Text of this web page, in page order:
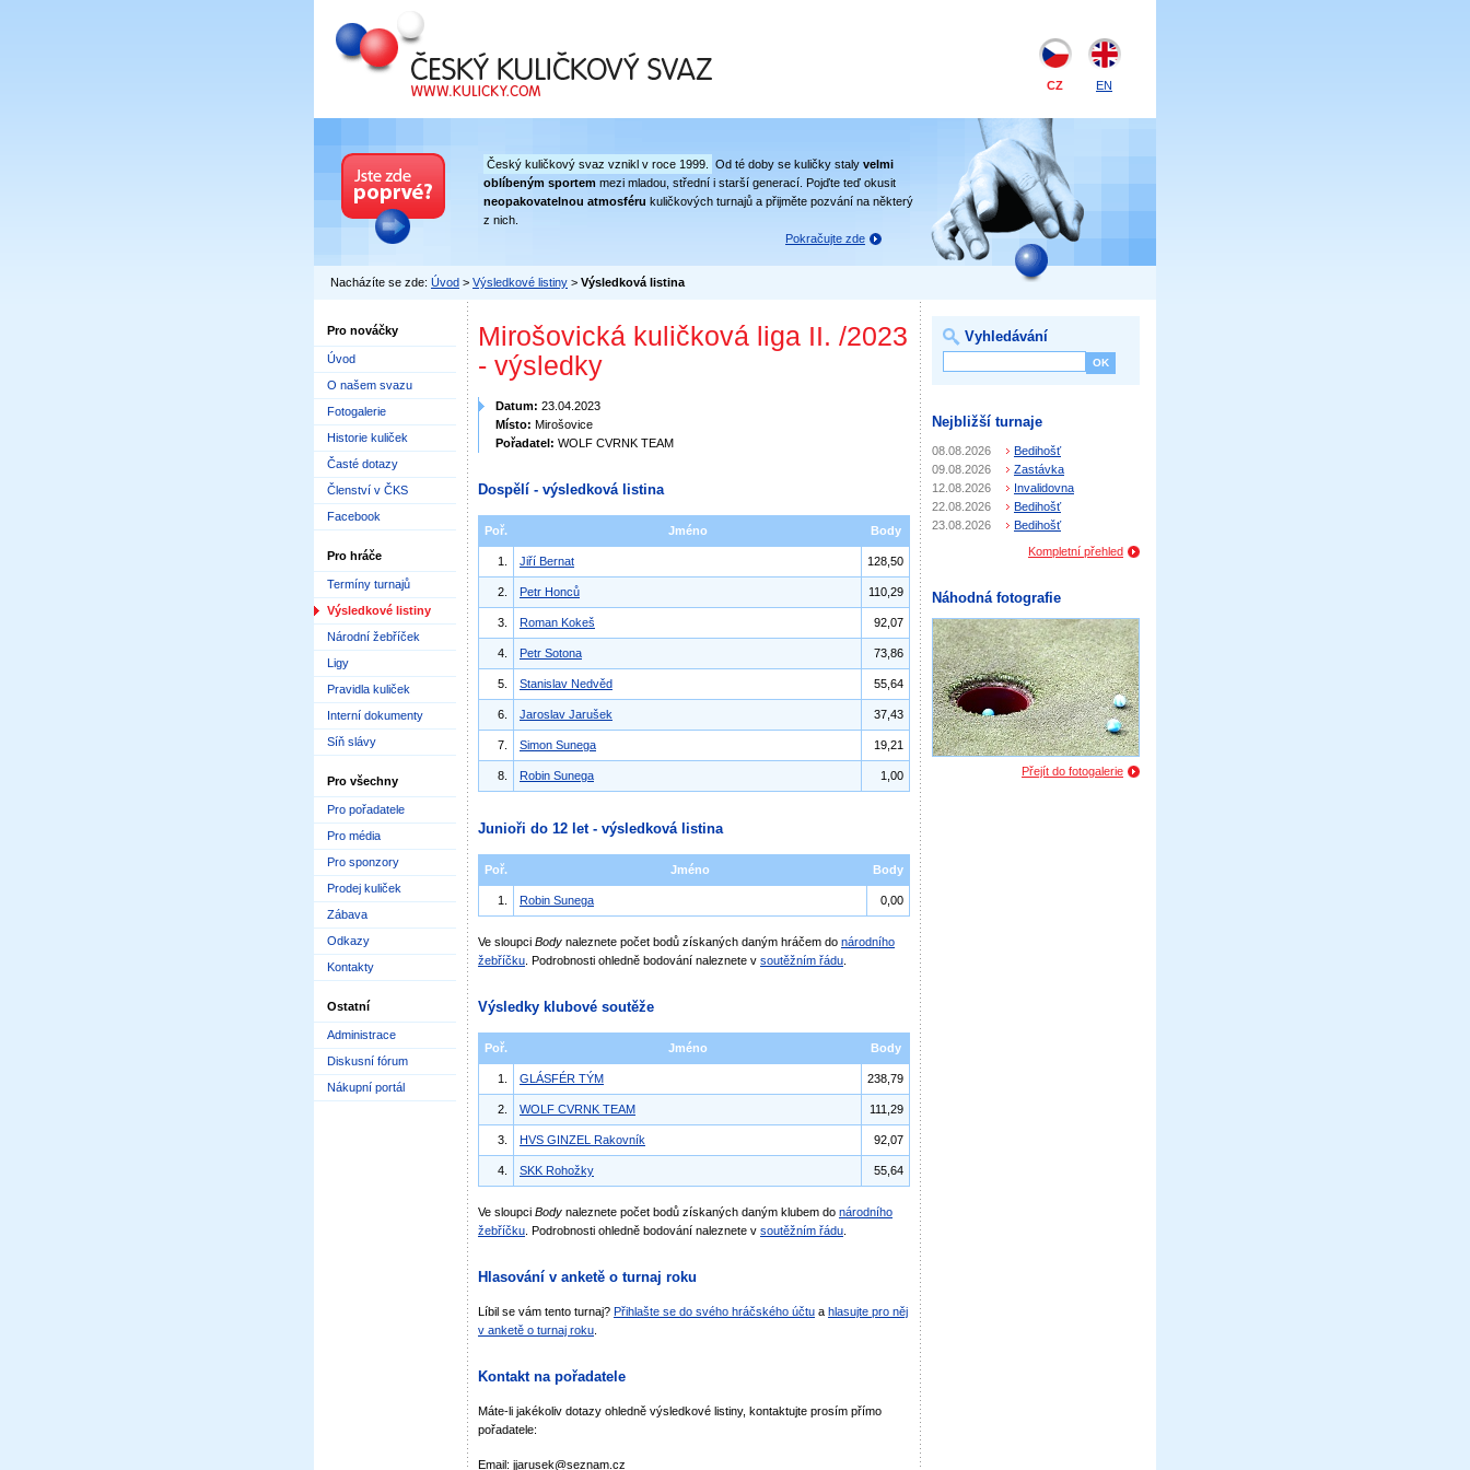
Český kuličkový svaz
CZ EN
Český kuličkový svaz vznikl v roce 1999. Od té doby se kuličky staly velmi
oblíbeným sportem mezi mladou, střední i starší generací. Pojďte teď okusit
neopakovatelnou atmosféru kuličkových turnajů a přijměte pozvání na některý
z nich.
Pokračujte zde
Nacházíte se zde: Úvod > Výsledkové listiny > Výsledková listina
Pro nováčky
Úvod
O našem svazu
Fotogalerie
Historie kuliček
Časté dotazy
Členství v ČKS
Facebook
Pro hráče
Termíny turnajů
Výsledkové listiny
Národní žebříček
Ligy
Pravidla kuliček
Interní dokumenty
Síň slávy
Pro všechny
Pro pořadatele
Pro média
Pro sponzory
Prodej kuliček
Zábava
Odkazy
Kontakty
Ostatní
Administrace
Diskusní fórum
Nákupní portál
Mirošovická kuličková liga II. /2023
- výsledky
Datum: 23.04.2023
Místo: Mirošovice
Pořadatel: WOLF CVRNK TEAM
Dospělí - výsledková listina
Poř. Jméno Body
1. Jiří Bernat 128,50
2. Petr Honců 110,29
3. Roman Kokeš 92,07
4. Petr Sotona 73,86
5. Stanislav Nedvěd 55,64
6. Jaroslav Jarušek 37,43
7. Simon Sunega 19,21
8. Robin Sunega 1,00
Junioři do 12 let - výsledková listina
Poř. Jméno Body
1. Robin Sunega 0,00
Ve sloupci Body naleznete počet bodů získaných daným hráčem do národního
žebříčku . Podrobnosti ohledně bodování naleznete v soutěžním řádu
Výsledky klubové soutěže
Poř. Jméno Body
1. GLÁSFÉR TÝM 238,79
2. WOLF CVRNK TEAM 111,29
3. HVS GINZEL Rakovník 92,07
4. SKK Rohožky 55,64
Ve sloupci Body naleznete počet bodů získaných daným klubem do národního
žebříčku . Podrobnosti ohledně bodování naleznete v soutěžním řádu
Hlasování v anketě o turnaj roku
Líbil se vám tento turnaj? Přihlašte se do svého hráčského účtu a hlasujte pro něj
v anketě o turnaj roku
Kontakt na pořadatele
Máte-li jakékoliv dotazy ohledně výsledkové listiny, kontaktujte prosím přímo
pořadatele:
Email: jjarusek@seznam.cz
Vyhledávání
Nejbližší turnaje
08.08.2026
Bedihošť
09.08.2026
Zastávka
12.08.2026
Invalidovna
22.08.2026
Bedihošť
23.08.2026
Bedihošť
Kompletní přehled
Náhodná fotografie
Přejít do fotogalerie